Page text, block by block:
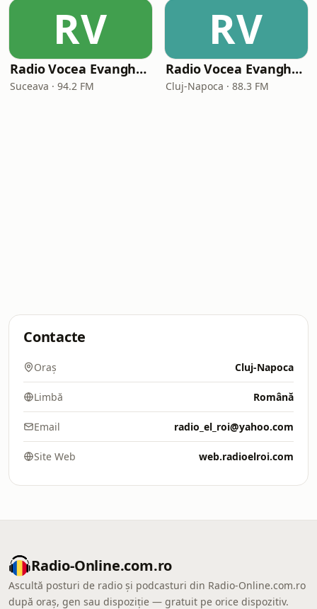
RV
Radio Vocea Evangheliei Suceava
Suceava · 94.2 FM
RV
Radio Vocea Evangheliei Cluj
Cluj-Napoca · 88.3 FM
Contacte
Oraș Cluj-Napoca
Limbă Română
Email radio_el_roi@yahoo.com
Site Web web.radioelroi.com
Radio-Online.com.ro
Ascultă posturi de radio și podcasturi din Radio-Online.com.ro
după oraș, gen sau dispoziție — gratuit pe orice dispozitiv.